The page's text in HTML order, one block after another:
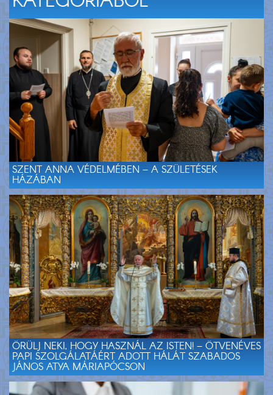
SZENT ANNA VÉDELMÉBEN – A SZÜLETÉSEK
HÁZÁBAN
ÖRÜLJ NEKI, HOGY HASZNÁL AZ ISTEN! – ÖTVENÉVES
PAPI SZOLGÁLATÁÉRT ADOTT HÁLÁT SZABADOS
JÁNOS ATYA MÁRIAPÓCSON